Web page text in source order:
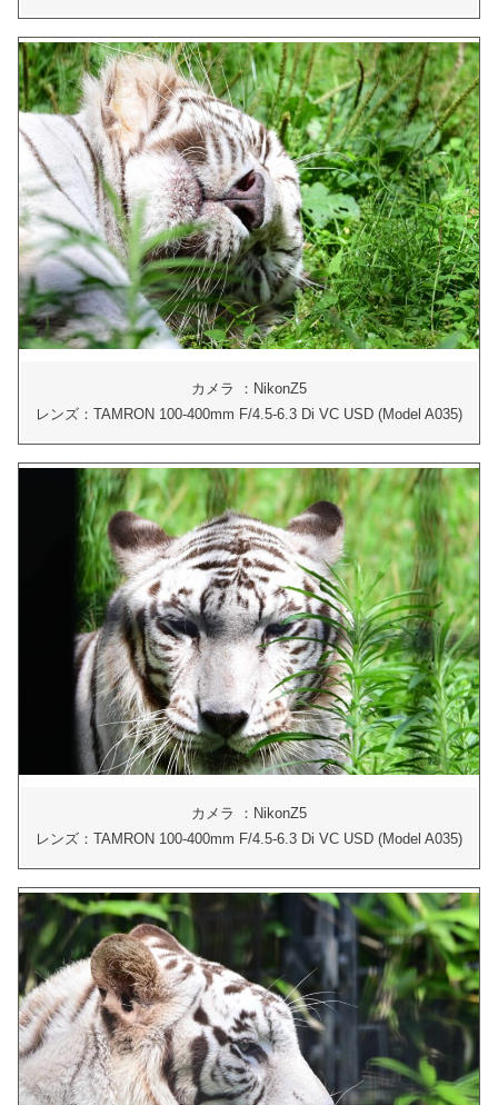
カメラ ：NikonZ5
レンズ：TAMRON 100-400mm F/4.5-6.3 Di VC USD (Model A035)
カメラ ：NikonZ5
レンズ：TAMRON 100-400mm F/4.5-6.3 Di VC USD (Model A035)